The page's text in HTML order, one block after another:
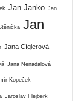
Jan Janko Jan
Jan
Jana Cíglerová
Jana Nenadalová
Kopeček
Jaroslav Flejberk